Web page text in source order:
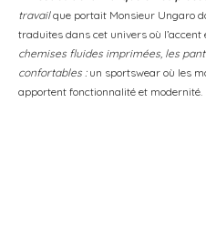
travailque portait Monsieur Ungaro
traduites dans cet univers où l’accent
chemises fluides imprimées, les
confortables : un sportswear où les
apportent fonctionnalité et modernité.